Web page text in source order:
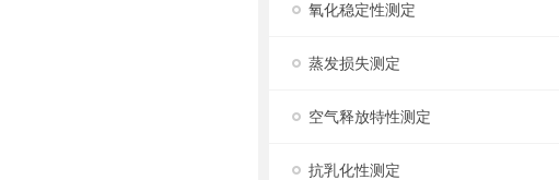
氧化稳定性测定
蒸发损失测定
空气释放特性测定
抗乳化性测定